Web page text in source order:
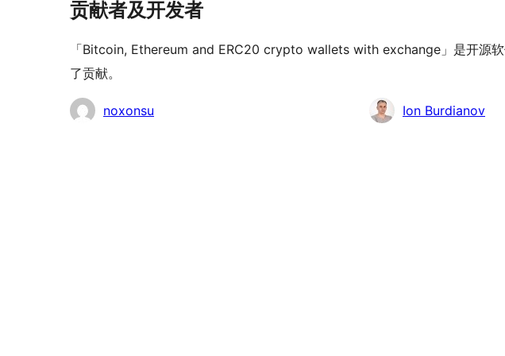
贡献者及开发者
「Bitcoin, Ethereum and ERC20 crypto wallets with exchange」是开源
了贡献。
贡
noxonsu Ion Burdianov